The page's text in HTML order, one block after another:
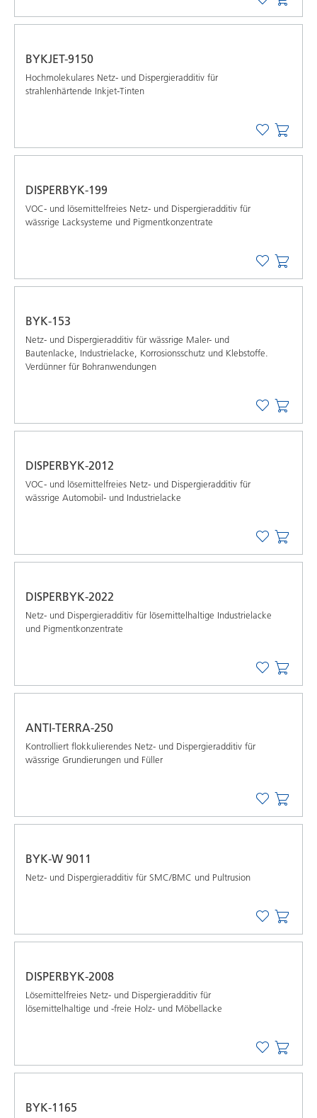
BYKJET-9150
Hochmolekulares Netz- und Dispergieradditiv für
strahlenhärtende Inkjet-Tinten
DISPERBYK-199
VOC- und lösemittelfreies Netz- und Dispergieradditiv für
wässrige Lacksysteme und Pigmentkonzentrate
BYK-153
Netz- und Dispergieradditiv für wässrige Maler- und
Bautenlacke, Industrielacke, Korrosionsschutz und Klebstoffe.
Verdünner für Bohranwendungen
DISPERBYK-2012
VOC- und lösemittelfreies Netz- und Dispergieradditiv für
wässrige Automobil- und Industrielacke
DISPERBYK-2022
Netz- und Dispergieradditiv für lösemittelhaltige Industrielacke
und Pigmentkonzentrate
ANTI-TERRA-250
Kontrolliert flokkulierendes Netz- und Dispergieradditiv für
wässrige Grundierungen und Füller
BYK-W 9011
Netz- und Dispergieradditiv für SMC/BMC und Pultrusion
DISPERBYK-2008
Lösemittelfreies Netz- und Dispergieradditiv für
lösemittelhaltige und -freie Holz- und Möbellacke
BYK-1165